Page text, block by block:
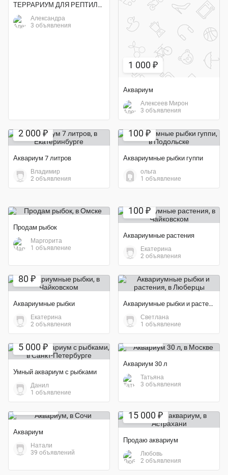
ТЕРРАРИУМ ДЛЯ РЕПТИЛИЙ
Александра
3 объявления
1 000 ₽
Аквариум
Алексеев Мирон
3 объявления
2 000 ₽
Аквариум 7 литров
Владимир
2 объявления
100 ₽
Аквариумные рыбки гуппи
ольга
1 объявление
Продам рыбок
Маргорита
1 объявление
100 ₽
Аквариумные растения
Екатерина
2 объявления
80 ₽
Аквариумные рыбки
Екатерина
2 объявления
Аквариумные рыбки и растения
Светлана
1 объявление
5 000 ₽
Умный аквариум с рыбками
Данил
1 объявление
Экономия 83%
Аквариум 30 л
Татьяна
3 объявления
Аквариум
Натали
39 объявлений
15 000 ₽
Продаю аквариум
Любовь
2 объявления